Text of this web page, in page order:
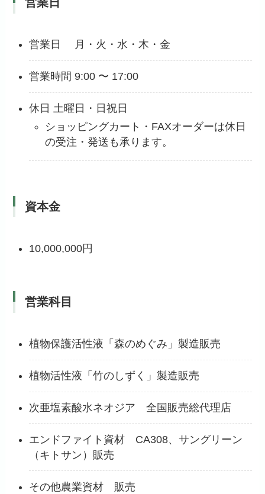
営業日 月・火・水・木・金
営業時間 9:00 〜 17:00
休日 土曜日・日祝日
ショッピングカート・FAXオーダーは休日
の受注・発送も承ります。
資本金
10,000,000円
営業科目
植物保護活性液「森のめぐみ」製造販売
植物活性液「竹のしずく」製造販売
次亜塩素酸水ネオジア 全国販売総代理店
エンドファイト資材 CA308、サングリーン
（キトサン）販売
その他農業資材 販売